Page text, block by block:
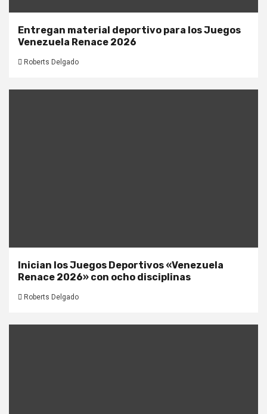
Entregan material deportivo para los Juegos
Venezuela Renace 2026
Roberts Delgado
Inician los Juegos Deportivos «Venezuela
Renace 2026» con ocho disciplinas
Roberts Delgado